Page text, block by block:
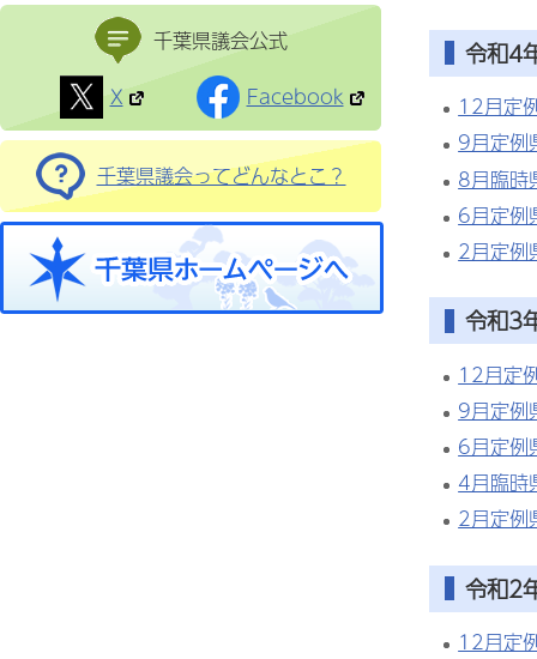
千葉県議会公式
X
Facebook
千葉県議会ってどんなとこ？
令和4
12月定
9月定例
8月臨時
6月定例
2月定例
令和3
12月定
9月定例
6月定例
4月臨時
2月定例
令和2
12月定